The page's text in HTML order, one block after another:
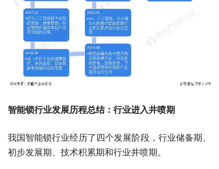
智能锁行业发展历程总结：行业进入井喷期
我国智能锁行业经历了四个发展阶段，行业储备期、
初步发展期、技术积累期和行业井喷期。